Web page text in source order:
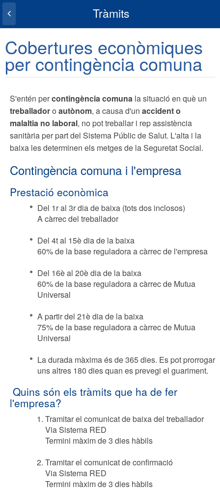
Tràmits
Cobertures econòmiques
per contingència comuna
S'entén percontingència comuna la situació en què un
treballadoro autònom, a causa d'un accident o
malaltia no laboral, no pot treballar i rep assistència
sanitària per part del Sistema Públic de Salut. L'alta i la
baixa les determinen els metges de la Seguretat Social.
Contingència comuna i l'empresa
Prestació econòmica
Del 1r al 3r dia de baixa (tots dos inclosos)
A càrrec del treballador
Del 4t al 15è dia de la baixa
60% de la base reguladora a càrrec de l'empresa
Del 16è al 20è dia de la baixa
60% de la base reguladora a càrrec de Mutua
Universal
A partir del 21è dia de la baixa
75% de la base reguladora a càrrec de Mutua
Universal
La durada màxima és de 365 dies. Es pot prorrogar
uns altres 180 dies quan es prevegi el guariment.
Quins són els tràmits que ha de fer
l'empresa?
Tramitar el comunicat de baixa del treballador
Via Sistema RED
Termini màxim de 3 dies hàbils
Tramitar el comunicat de confirmació
Via Sistema RED
Termini màxim de 3 dies hàbils